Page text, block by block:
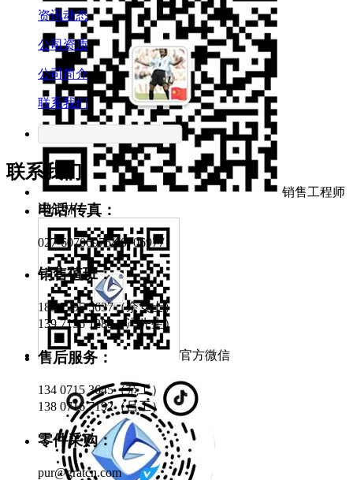
资讯动态
公司资质
公司简介
联系我们
联系我们
电话/传真：
027-60706976/60706977
销售值班：
189 7295 5637（余女士）
139 7136 1285（冯先生）
售后服务：
134 0715 3645（范工）
138 0716 7192（吕工）
零件采购：
pur@gratcn.com
销售工程师
冯佳林
官方微信